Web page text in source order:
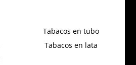
Tabacos en tubo
Tabacos en lata